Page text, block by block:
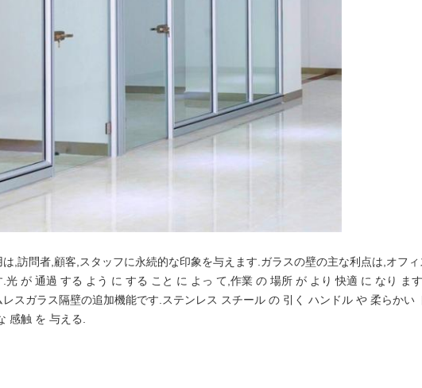
,訪問者,顧客,スタッフに永続的な印象を与えます.ガラスの壁の主な利点は,オフ
が 通過 する よう に する こと に よっ て,作業 の 場所 が より 快適 に なり ます.
スガラス隔壁の追加機能です.ステンレス スチール の 引く ハンドル や 柔らかい
感触 を 与える.